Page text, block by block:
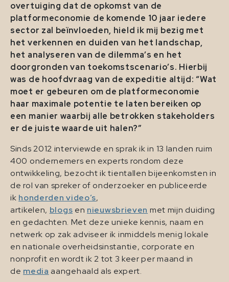
overtuiging dat de opkomst van de
platformeconomie de komende 10 jaar iedere
sector zal beïnvloeden, hield ik mij bezig met
het verkennen en duiden van het landschap,
het analyseren van de dilemma’s en het
doorgronden van toekomstscenario’s. Hierbij
was de hoofdvraag van de expeditie altijd: “Wat
moet er gebeuren om de platformeconomie
haar maximale potentie te laten bereiken op
een manier waarbij alle betrokken stakeholders
er de juiste waarde uit halen?”
Sinds 2012 interviewde en sprak ik in 13 landen ruim
400 ondernemers en experts rondom deze
ontwikkeling, bezocht ik tientallen bijeenkomsten in
de rol van spreker of onderzoeker en publiceerde
ik honderden video’s,
artikelen, blogs en nieuwsbrieven met mijn duiding
en gedachten. Met deze unieke kennis, naam en
netwerk op zak adviseer ik inmiddels menig lokale
en nationale overheidsinstantie, corporate en
nonprofit en wordt ik 2 tot 3 keer per maand in
de media aangehaald als expert.